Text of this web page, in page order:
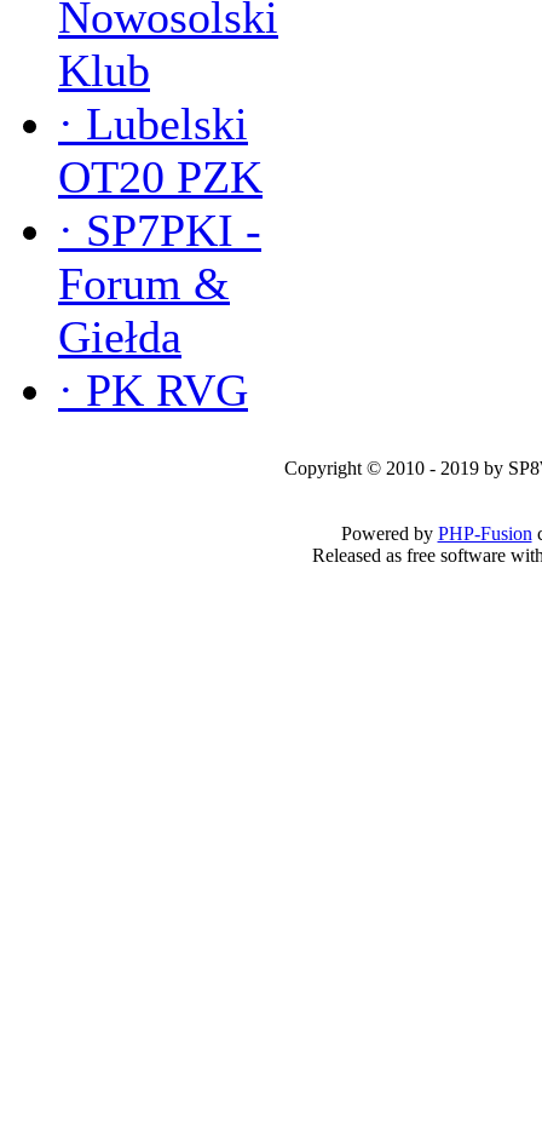
Nowosolski
Klub
· Lubelski
OT20 PZK
· SP7PKI -
Forum &
Giełda
· PK RVG
Copyright © 2010 - 2019 by
Powered by PHP-Fusion
Released as free software